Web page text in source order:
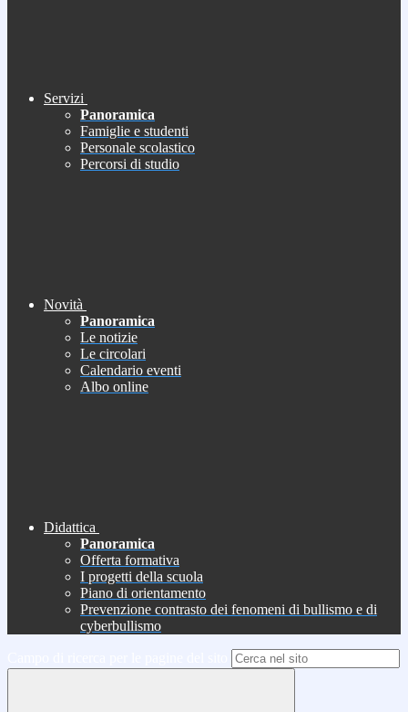
Servizi
Panoramica
Famiglie e studenti
Personale scolastico
Percorsi di studio
Novità
Panoramica
Le notizie
Le circolari
Calendario eventi
Albo online
Didattica
Panoramica
Offerta formativa
I progetti della scuola
Piano di orientamento
Prevenzione contrasto dei fenomeni di bullismo e di
cyberbullismo